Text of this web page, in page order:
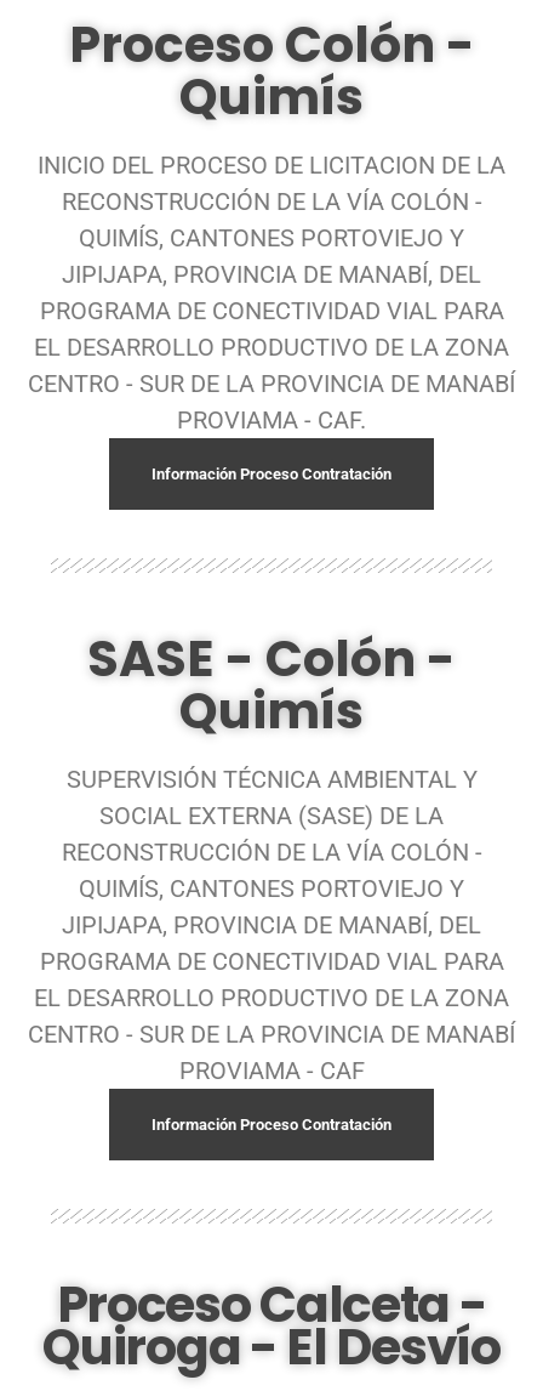
Proceso Colón -
Quimís
INICIO DEL PROCESO DE LICITACION DE LA
RECONSTRUCCIÓN DE LA VÍA COLÓN -
QUIMÍS, CANTONES PORTOVIEJO Y
JIPIJAPA, PROVINCIA DE MANABÍ, DEL
PROGRAMA DE CONECTIVIDAD VIAL PARA
EL DESARROLLO PRODUCTIVO DE LA ZONA
CENTRO - SUR DE LA PROVINCIA DE MANABÍ
PROVIAMA - CAF.
Información Proceso Contratación
SASE - Colón -
Quimís
SUPERVISIÓN TÉCNICA AMBIENTAL Y
SOCIAL EXTERNA (SASE) DE LA
RECONSTRUCCIÓN DE LA VÍA COLÓN -
QUIMÍS, CANTONES PORTOVIEJO Y
JIPIJAPA, PROVINCIA DE MANABÍ, DEL
PROGRAMA DE CONECTIVIDAD VIAL PARA
EL DESARROLLO PRODUCTIVO DE LA ZONA
CENTRO - SUR DE LA PROVINCIA DE MANABÍ
PROVIAMA - CAF
Información Proceso Contratación
Proceso Calceta -
Quiroga - El Desvío